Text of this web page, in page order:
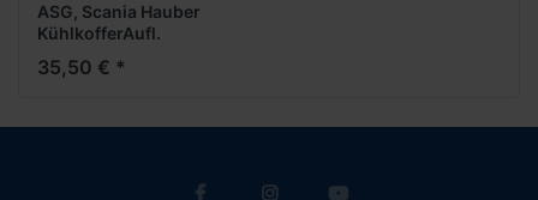
ASG, Scania Hauber
KühlkofferAufl.
35,50 € *